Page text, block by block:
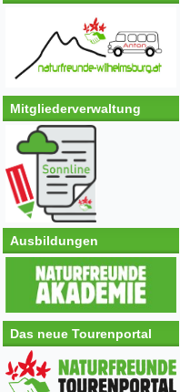
Mitgliederverwaltung
Ausbildungen
Das neue Tourenportal